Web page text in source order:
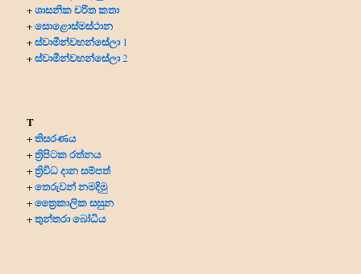
+ශාසනික චරිත කතා
+සොළොස්මස්ථාන
+ස්වාමීන්වහන්සේලා1
+ස්වාමීන්වහන්සේලා2
T
+තිසරණය
+ත්‍රිපිටක රත්නය
+ත්‍රිවිධ දාන සම්පත්
+තෙරුවන් නමදිමු
+ත්‍රෛකාලික සසුන
+තුන්තරා බෝධිය